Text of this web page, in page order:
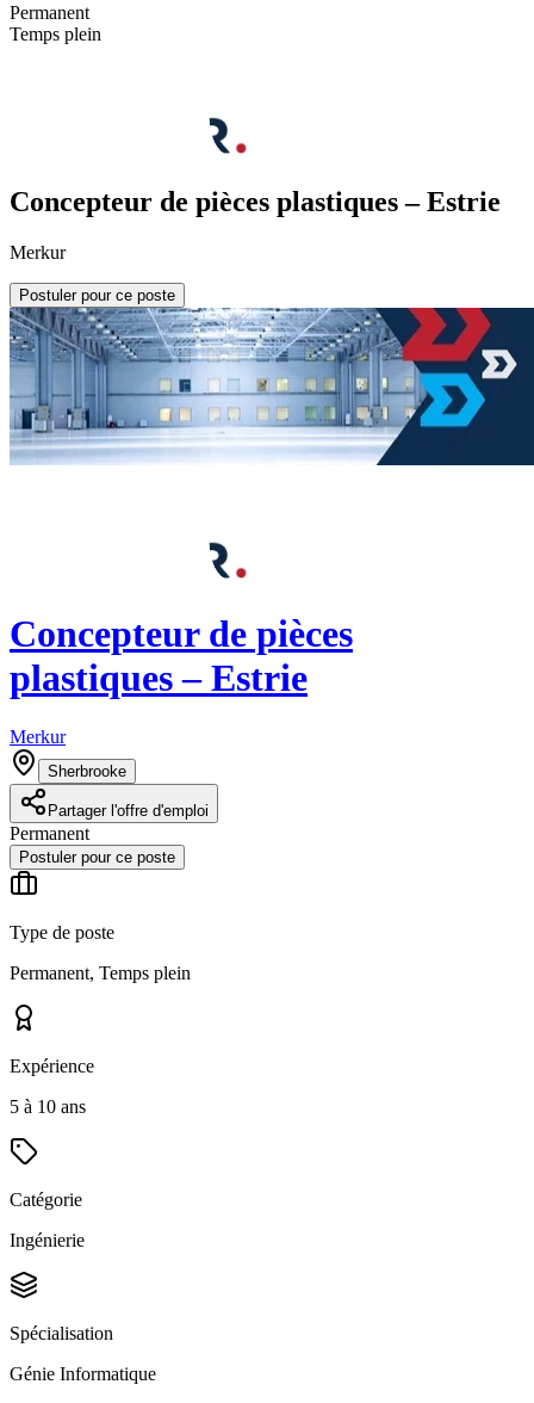
Permanent
Temps plein
Concepteur de pièces plastiques – Estrie
Merkur
Postuler pour ce poste
Concepteur de pièces
plastiques – Estrie
Merkur
Sherbrooke
Partager l'offre d'emploi
Permanent
Postuler pour ce poste
Type de poste
Permanent, Temps plein
Expérience
5 à 10 ans
Catégorie
Ingénierie
Spécialisation
Génie Informatique